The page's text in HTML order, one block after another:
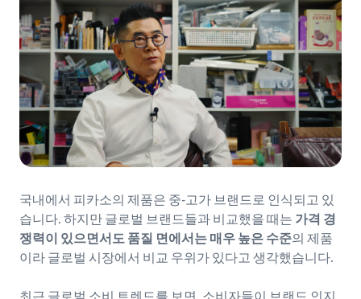
국내에서 피카소의 제품은 중-고가 브랜드로 인식되고 있
습니다. 하지만 글로벌 브랜드들과 비교했을 때는 가격 경
쟁력이 있으면서도 품질 면에서는 매우 높은 수준의 제품
이라 글로벌 시장에서 비교 우위가 있다고 생각했습니다.
최근 글로벌 소비 트렌드를 보면, 소비자들이 브랜드 인지